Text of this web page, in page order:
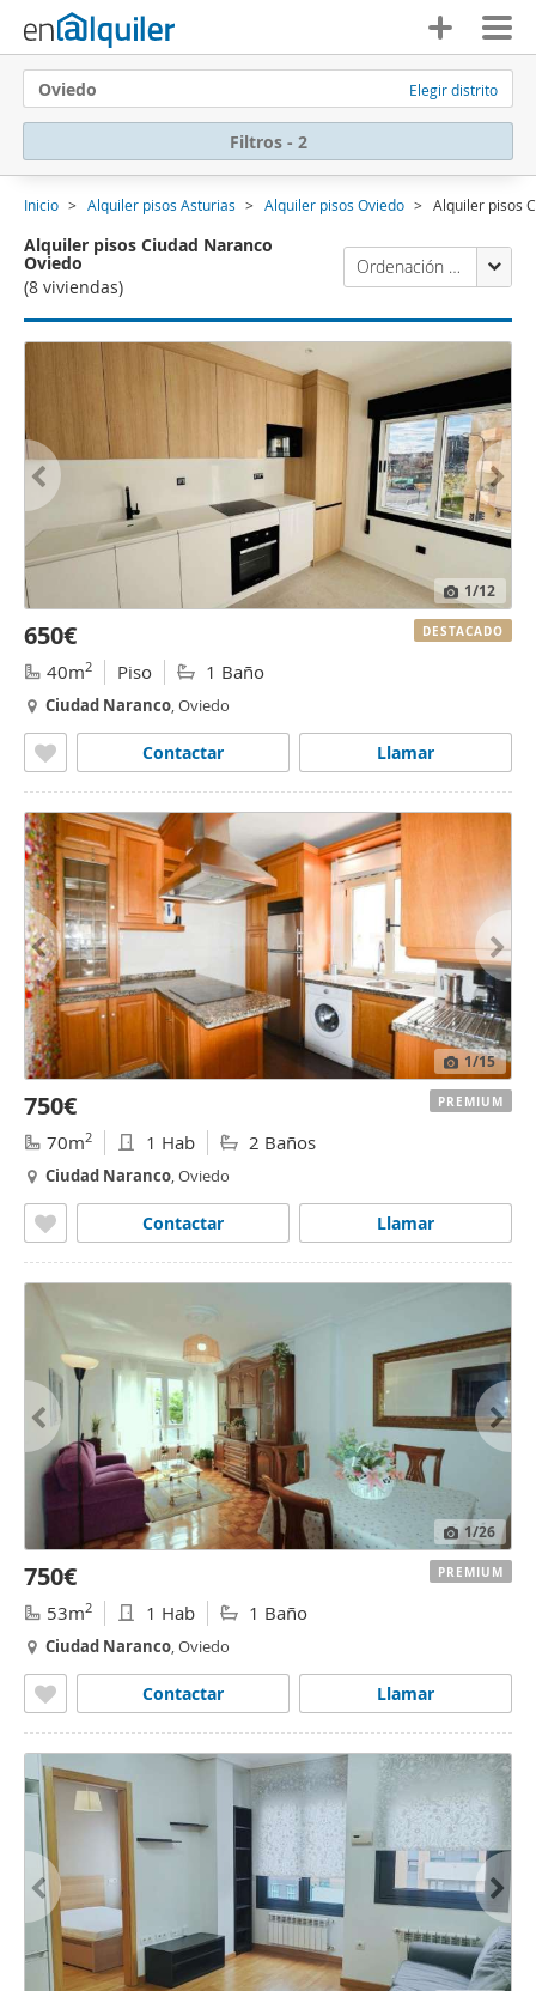
Oviedo Elegir distrito
Filtros - 2
Inicio Alquiler pisos Asturias Alquiler pisos Oviedo Alquiler pisos
Alquiler pisos Ciudad Naranco
Oviedo
(8 viviendas)
Ordenación Enalquiler
1/12
650€
40m2 Piso 1 Baño
Ciudad Naranco, Oviedo
Llamar
Contactar
DESTACADO
1/15
750€
70m2 1 Hab 2 Baños
Ciudad Naranco, Oviedo
Llamar
Contactar
PREMIUM
1/26
750€
53m2 1 Hab 1 Baño
Ciudad Naranco, Oviedo
Llamar
Contactar
PREMIUM